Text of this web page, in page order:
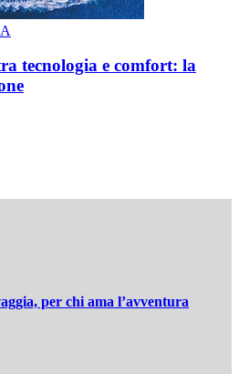
tecnologia e comfort: la
per chi ama l’avventura